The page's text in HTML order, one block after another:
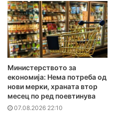
Министерството за
економија: Нема потреба од
нови мерки, храната втор
месец по ред поевтинува
07.08.2026 22:10